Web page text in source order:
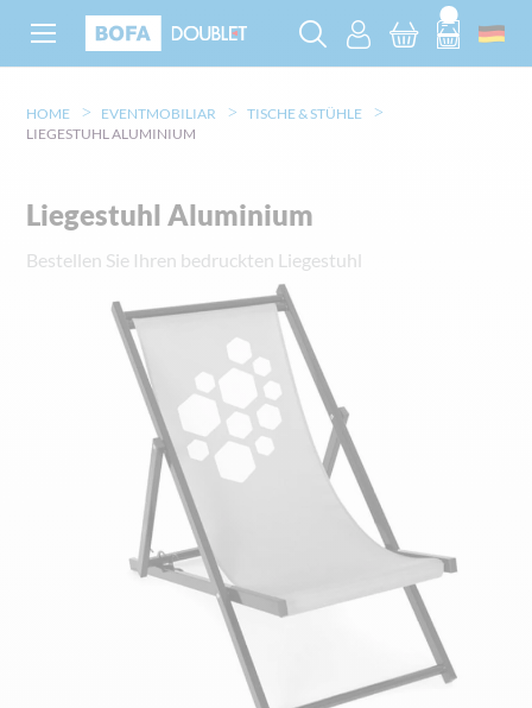
HOME EVENTMOBILIAR
TISCHE & STÜHLE
LIEGESTUHL ALUMINIUM
Liegestuhl Aluminium
Bestellen Sie Ihren bedruckten Liegestuhl